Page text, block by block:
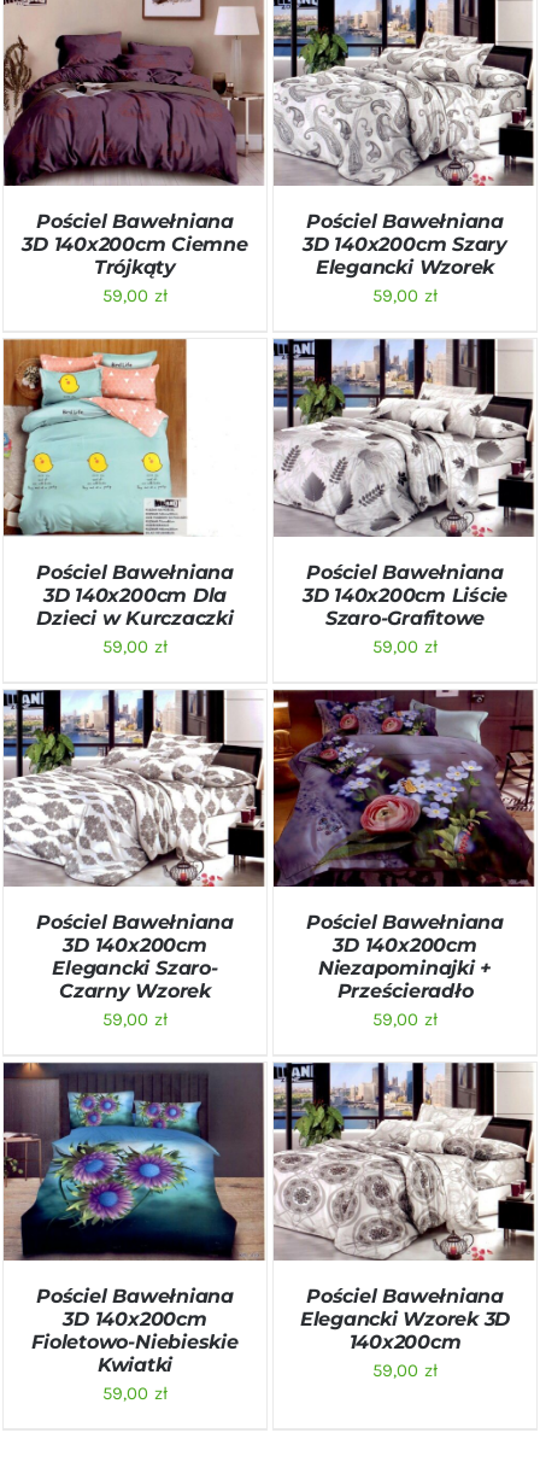
DODAJ DO KOSZYKA
/
SZCZEGÓŁY
Pościel Bawełniana
3D 140x200cm Ciemne
Trójkąty
59,00 zł
DODAJ DO KOSZYKA
/
SZCZEGÓŁY
Pościel Bawełniana
3D 140x200cm Szary
Elegancki Wzorek
59,00 zł
DODAJ DO KOSZYKA
SZCZEGÓŁY
Pościel Bawełniana
3D 140x200cm Dla
Dzieci w Kurczaczki
59,00 zł
DODAJ DO KOSZYKA
/
SZCZEGÓŁY
Pościel Bawełniana
3D 140x200cm Liście
Szaro-Grafitowe
59,00 zł
DODAJ DO KOSZYKA
/
SZCZEGÓŁY
Pościel Bawełniana
3D 140x200cm
Elegancki Szaro-
Czarny Wzorek
59,00 zł
DODAJ DO KOSZYKA
/
SZCZEGÓŁY
Pościel Bawełniana
3D 140x200cm
Niezapominajki +
Prześcieradło
59,00 zł
DODAJ DO KOSZYKA
/
SZCZEGÓŁY
Pościel Bawełniana
3D 140x200cm
Fioletowo-Niebieskie
Kwiatki
59,00 zł
DODAJ DO KOSZYKA
/
SZCZEGÓŁY
Pościel Bawełniana
Elegancki Wzorek 3D
140x200cm
59,00 zł